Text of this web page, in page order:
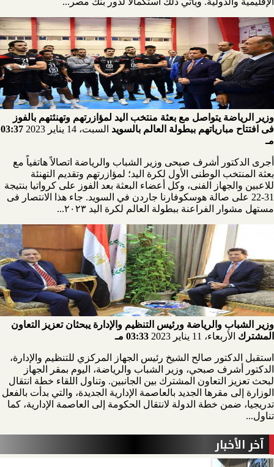
وزير الرياضة يتواصل مع بعثة منتخب اليد لمؤازرتهم وتهنئتهم بالفوز
فى افتتاح مبارياتهم ببطولة العالم بالسويد السبت، 14 يناير 2023
03:37
مـ
أجرى الدكتور أشرف صبحى وزير الشباب والرياضة اتصالاً هاتفياً مع
بعثة المنتخب الوطنى الأول لكرة اليد؛ لمؤازرتهم وتقديم التهنئة
للاعبين والجهاز الفنى، وكل أعضاء البعثة بعد الفوز على كرواتيا بنتيجة
31-22 على صالة هوسكوفارنا جاردن في السويد. جاء هذا الانتصار فى
مستهل مشوار الفراعنة ببطولة العالم لكرة اليد ٢٠٢٣...
وزير الشباب والرياضة ورئيس التنظيم والإدارة يبحثان تعزيز التعاون
المشترك الأربعاء، 11 يناير 2023 03:33 مـ
استقبل الدكتور صالح الشيخ رئيس الجهاز المركزي للتنظيم والإدارة،
الدكتور أشرف صبحي، وزير الشباب والرياضة، اليوم بمقر الجهاز
لبحث تعزيز التعاون المشترك بين الجانبين. وتناول اللقاء خطة انتقال
الوزارة إلى مقرها الجديد بالعاصمة الإدارية الجديدة، والتي بدأت بالفعل
تدريجيا، ضمن خطة الدولة لانتقال الحكومة إلى العاصمة الإدارية، كما
تناول...
آخر الأخبار